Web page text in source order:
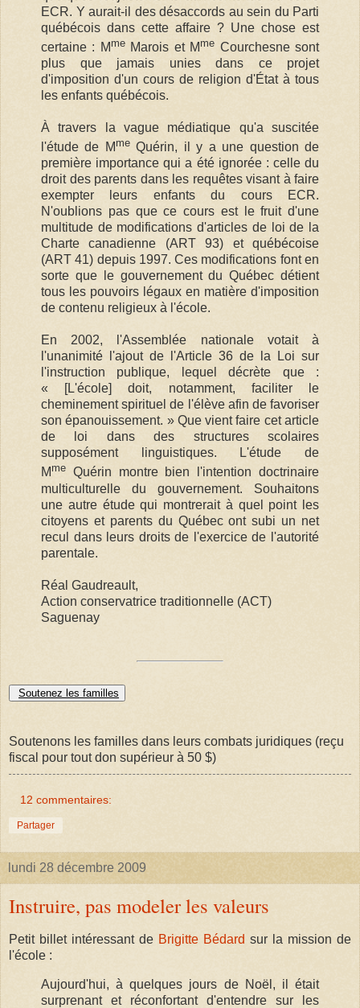
ECR. Y aurait-il des désaccords au sein du Parti
québécois dans cette affaire ? Une chose est
certaine : M meMarois et M me Courchesne sont
plus que jamais unies dans ce projet
d'imposition d'un cours de religion d'État à tous
les enfants québécois.
À travers la vague médiatique qu'a suscitée
l'étude de M meQuérin, il y a une question de
première importance qui a été ignorée : celle du
droit des parents dans les requêtes visant à faire
exempter leurs enfants du cours ECR.
N'oublions pas que ce cours est le fruit d'une
multitude de modifications d'articles de loi de la
Charte canadienne (ART 93) et québécoise
(ART 41) depuis 1997. Ces modifications font en
sorte que le gouvernement du Québec détient
tous les pouvoirs légaux en matière d'imposition
de contenu religieux à l'école.
En 2002, l'Assemblée nationale votait à
l'unanimité l'ajout de l'Article 36 de la Loi sur
l'instruction publique, lequel décrète que :
« [L'école] doit, notamment, faciliter le
cheminement spirituel de l'élève afin de favoriser
son épanouissement. » Que vient faire cet article
de loi dans des structures scolaires
supposément linguistiques. L'étude de
M me Quérin montre bien l'intention doctrinaire
multiculturelle du gouvernement. Souhaitons
une autre étude qui montrerait à quel point les
citoyens et parents du Québec ont subi un net
recul dans leurs droits de l'exercice de l'autorité
parentale.
Réal Gaudreault,
Action conservatrice traditionnelle (ACT)
Saguenay
Soutenez les familles
Soutenons les familles dans leurs combats juridiques (reçu
fiscal pour tout don supérieur à 50 $)
12 commentaires:
Partager
lundi 28 décembre 2009
Instruire, pas modeler les valeurs
Petit billet intéressant de Brigitte Bédard sur la mission de
l'école :
Aujourd'hui, à quelques jours de Noël, il était
surprenant et réconfortant d'entendre sur les